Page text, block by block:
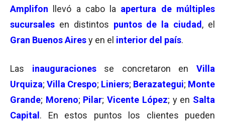
Amplifon
llevó a cabo la apertura de múltiples
sucursales en distintos puntos de la ciudad , el
Gran Buenos Airesy en el interior del país.
Las inauguracionesse concretaron en Villa
Urquiza; Villa Crespo; Liniers; Berazategui; Monte
Grande; Moreno; Pilar;Vicente López; y en Salta
Capital . En estos puntos los clientes pueden